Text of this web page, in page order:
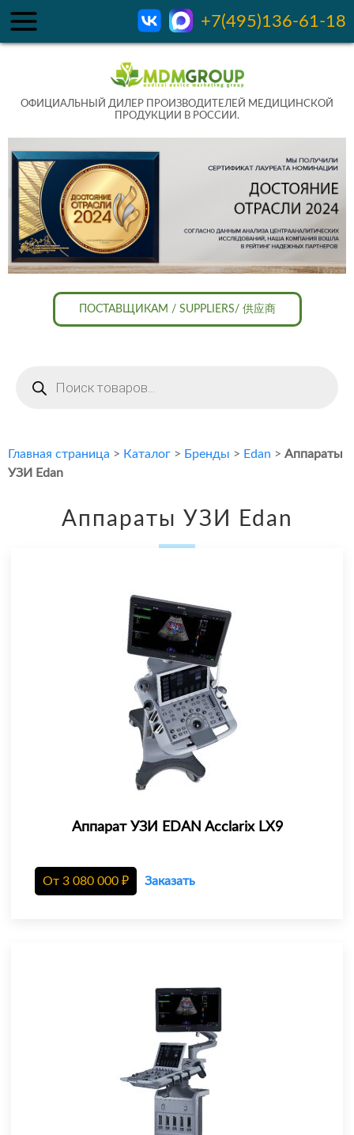
+7(495)136-61-18
ОФИЦИАЛЬНЫЙ ДИЛЕР ПРОИЗВОДИТЕЛЕЙ МЕДИЦИНСКОЙ
ПРОДУКЦИИ В РОССИИ.
ПОСТАВЩИКАМ / SUPPLIERS/ 供应商
товаров
Главная страница > Каталог > Бренды > Edan > Аппараты
УЗИ Edan
Аппараты УЗИ Edan
Аппарат УЗИ EDAN Acclarix LX9
От 3 080 000 ₽ Заказать